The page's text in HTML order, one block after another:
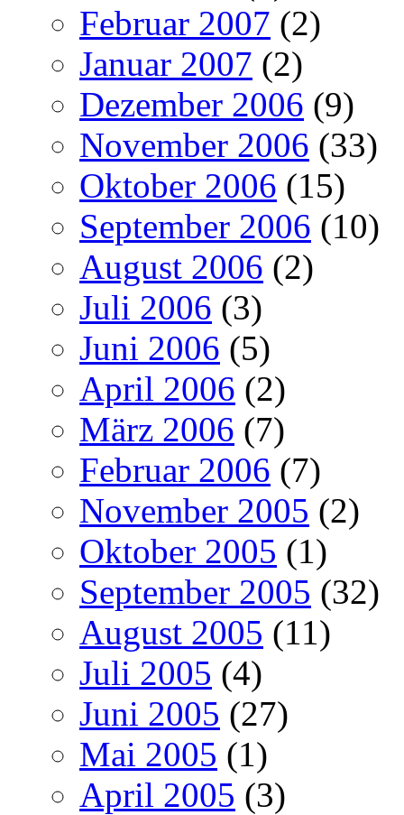
Februar 2007 (2)
Januar 2007 (2)
Dezember 2006 (9)
November 2006 (33)
Oktober 2006 (15)
September 2006 (10)
August 2006 (2)
Juli 2006 (3)
Juni 2006 (5)
April 2006 (2)
März 2006 (7)
Februar 2006 (7)
November 2005 (2)
Oktober 2005 (1)
September 2005 (32)
August 2005 (11)
Juli 2005 (4)
Juni 2005 (27)
Mai 2005 (1)
April 2005 (3)